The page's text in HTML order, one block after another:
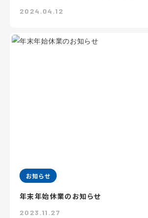
2024.04.12
お知らせ
年末年始休業のお知らせ
2023.11.27